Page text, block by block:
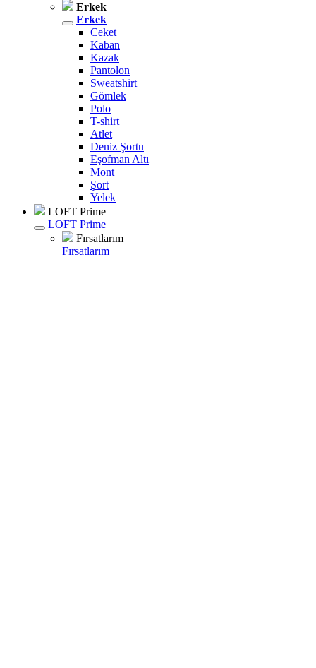
Erkek
Erkek
Ceket
Kaban
Kazak
Pantolon
Sweatshirt
Gömlek
Polo
T-shirt
Atlet
Deniz Şortu
Eşofman Altı
Mont
Şort
Yelek
LOFT Prime
LOFT Prime
Fırsatlarım
Fırsatlarım